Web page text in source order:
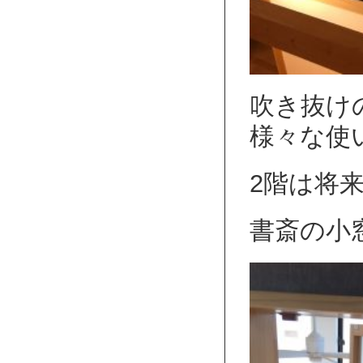
吹き抜け
様々な使
2階は将
書斎の小